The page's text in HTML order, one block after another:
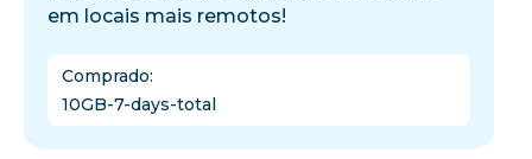
em locais mais remotos!
Comprado:
10GB-7-days-total